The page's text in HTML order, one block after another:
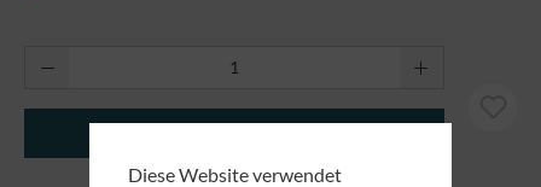
Produkt Anzahl: Gib den gewünschten
Diese Website verwendet